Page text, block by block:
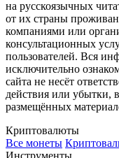
на русскоязычных
от их страны
компаниями или
консультационных
пользователей. Вся
исключительно
сайта не несёт
действия или убытки,
размещённых
Криптовалюты
Все монеты